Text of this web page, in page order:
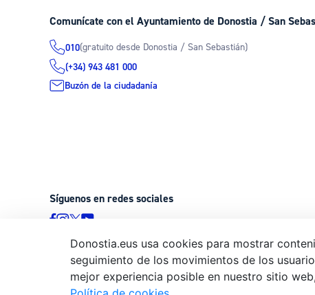
La ciudad ahora
Descubre la ciudad
La ciudad futura
Noticias
Comunícate con el Ayuntamiento de Donostia / San
010(gratuito desde Donostia / San Sebastián)
(+34) 943 481 000
Buzón de la ciudadanía
Síguenos en redes sociales
© Donostiako Udala - Ayuntamiento de Donostia / San Sebastián
20003 Donostia / San Sebastián
Donostia.eus usa cookies para mostrar
seguimiento de los movimientos de los
mejor experiencia posible en nuestro sitio